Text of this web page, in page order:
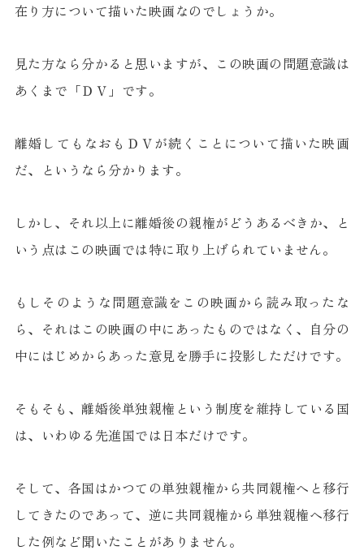
在り方について描いた映画なのでしょうか。
見た方なら分かると思いますが、この映画の問題意識は
あくまで「ＤＶ」です。
離婚してもなおもＤＶが続くことについて描いた映画
だ、というなら分かります。
しかし、それ以上に離婚後の親権がどうあるべきか、と
いう点はこの映画では特に取り上げられていません。
もしそのような問題意識をこの映画から読み取ったな
ら、それはこの映画の中にあったものではなく、自分の
中にはじめからあった意見を勝手に投影しただけです。
そもそも、離婚後単独親権という制度を維持している国
は、いわゆる先進国では日本だけです。
そして、各国はかつての単独親権から共同親権へと移行
してきたのであって、逆に共同親権から単独親権へ移行
した例など聞いたことがありません。